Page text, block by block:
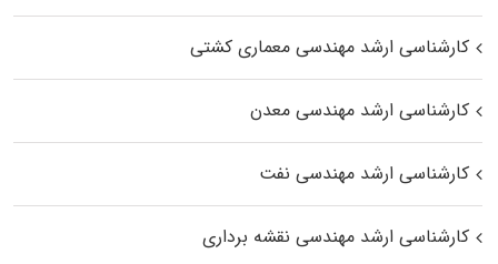
کارشناسی ارشد مهندسی معماری کشتی
کارشناسی ارشد مهندسی معدن
کارشناسی ارشد مهندسی نفت
کارشناسی ارشد مهندسی نقشه برداری